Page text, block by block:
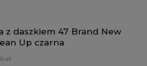
z daszkiem 47 Brand New
Up czarna
zł